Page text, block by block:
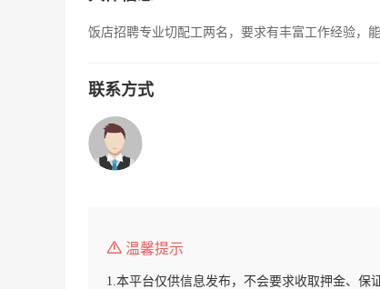
饭店招聘专业切配工两名，要求有丰富工作经验，
联系方式
温馨提示
1.本平台仅供信息发布，不会要求收取押金、保